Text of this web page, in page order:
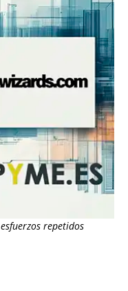
repetidos